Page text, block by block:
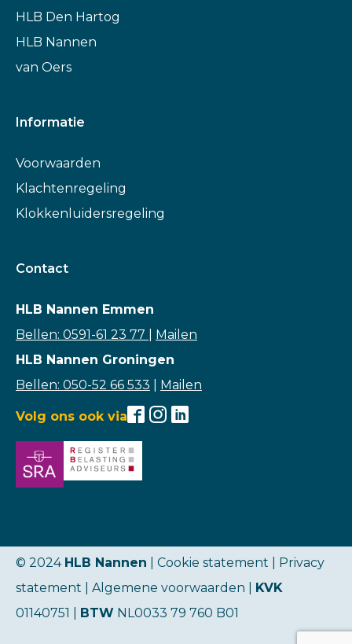
HLB Den Hartog
HLB Nannen
van Oers
Informatie
Voorwaarden
Klachtenregeling
Klokkenluidersregeling
Contact
HLB Nannen Emmen
Bellen: 0591-61 23 77
Mailen
HLB Nannen Groningen
Bellen: 050-52 66 533
Mailen
Volg ons ook via
© 2024 HLB Nannen | Cookie statement | Privacy
statement
Algemene voorwaarden
KVK
01140751 | BTW NL0033 79 760 B01